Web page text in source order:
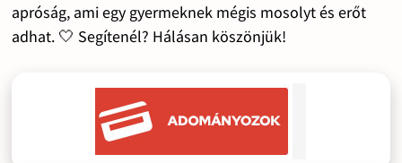
apróság, ami egy gyermeknek mégis mosolyt és erőt
adhat. 🤍 Segítenél? Hálásan köszönjük!